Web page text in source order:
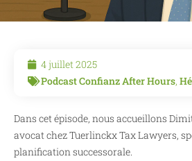
4 juillet 2025
Podcast Confianz After Hours,
Dans cet épisode, nous accueillons
avocat chez Tuerlinckx Tax Lawyers,
planification successorale.